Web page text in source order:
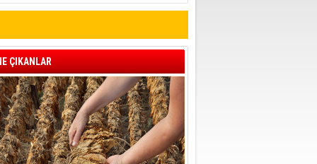
İletti
müdahale
Geçti
ÇIKANLAR